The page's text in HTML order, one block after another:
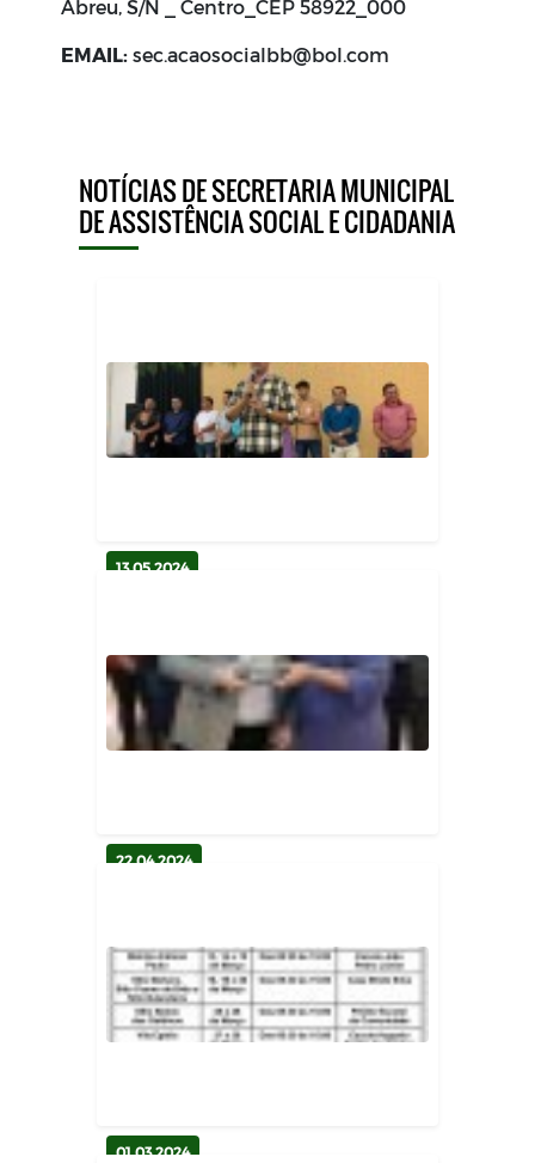
Abreu, S/N _ Centro_CEP 58922_000
EMAIL: sec.acaosocialbb@bol.com
NOTÍCIAS DE SECRETARIA MUNICIPAL
DE ASSISTÊNCIA SOCIAL E CIDADANIA
13.05.2024
Prefeitura de Bernardino Batista
realiza festa do dia das mã...
22.04.2024
PREFEITURA DE BERNARDINO
BATISTA É RECONHECIDA PELO
SEBRAE N...
01.03.2024